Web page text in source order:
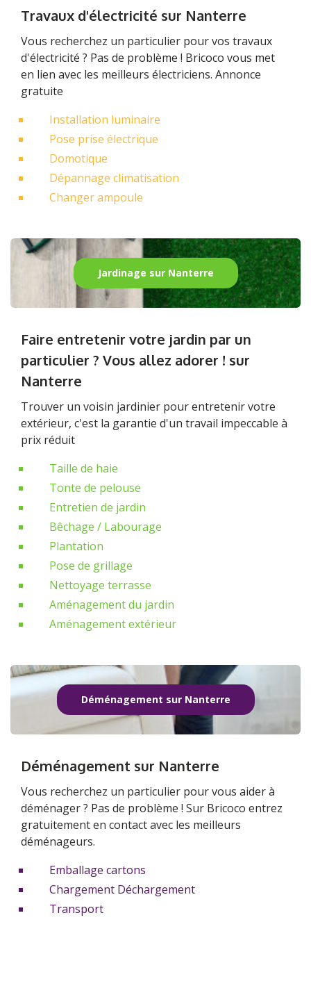
Travaux d'électricité sur Nanterre
Vous recherchez un particulier pour vos travaux
d'électricité ? Pas de problème ! Bricoco vous met
en lien avec les meilleurs électriciens. Annonce
gratuite
Installation luminaire
Pose prise électrique
Domotique
Dépannage climatisation
Changer ampoule
Jardinage sur Nanterre
Faire entretenir votre jardin par un
particulier ? Vous allez adorer ! sur
Nanterre
Trouver un voisin jardinier pour entretenir votre
extérieur, c'est la garantie d'un travail impeccable à
prix réduit
Taille de haie
Tonte de pelouse
Entretien de jardin
Bêchage / Labourage
Plantation
Pose de grillage
Nettoyage terrasse
Aménagement du jardin
Aménagement extérieur
Déménagement sur Nanterre
Déménagement sur Nanterre
Vous recherchez un particulier pour vous aider à
déménager ? Pas de problème ! Sur Bricoco entrez
gratuitement en contact avec les meilleurs
déménageurs.
Emballage cartons
Chargement Déchargement
Transport